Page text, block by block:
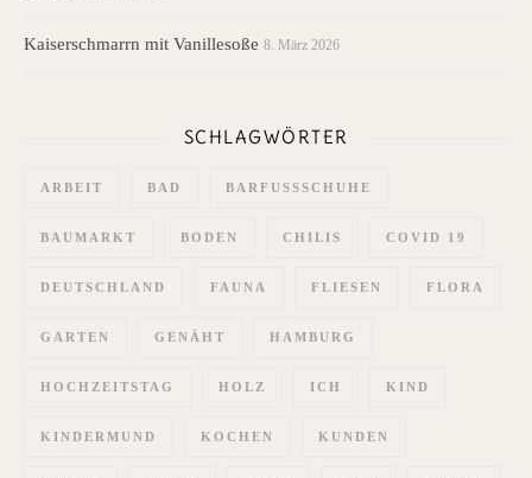
Kaiserschmarrn mit Vanillesoße 8. März 2026
SCHLAGWÖRTER
ARBEIT BAD BARFUSSSCHUHE
BAUMARKT BODEN CHILIS COVID 19
DEUTSCHLAND FAUNA FLIESEN FLORA
GARTEN GENÄHT HAMBURG
HOCHZEITSTAG HOLZ ICH KIND
KINDERMUND KOCHEN KUNDEN